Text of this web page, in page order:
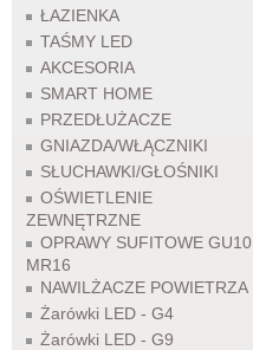
ŁAZIENKA
TAŚMY LED
AKCESORIA
SMART HOME
PRZEDŁUŻACZE
GNIAZDA/WŁĄCZNIKI
SŁUCHAWKI/GŁOŚNIKI
OŚWIETLENIE
ZEWNĘTRZNE
OPRAWY SUFITOWE GU10,
MR16
NAWILŻACZE POWIETRZA
Żarówki LED - G4
Żarówki LED - G9